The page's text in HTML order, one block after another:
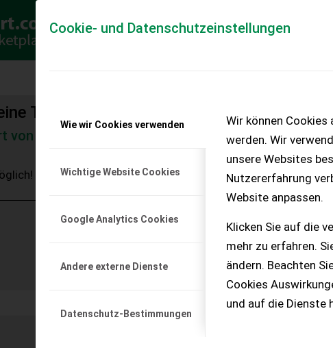
Cookie- und Datenschutzeinstellungen
Wie wir Cookies verwenden
Wichtige Website Cookies
Google Analytics Cookies
Andere externe Dienste
Datenschutz-Bestimmungen
Wir können
werden. Wir
unsere Websites
Nutzererfahrung
Website anpassen.
Klicken Sie auf die
mehr zu erfahren.
ändern. Beachten
Cookies
und auf die Dienste
Transportkostenanfrage
von Land- und Baumaschinen – KEINE